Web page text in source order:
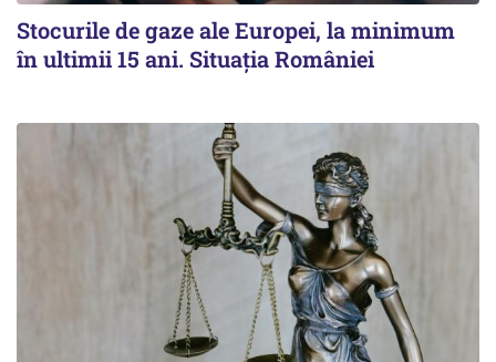
Stocurile de gaze ale Europei, la minimum
în ultimii 15 ani. Situația României